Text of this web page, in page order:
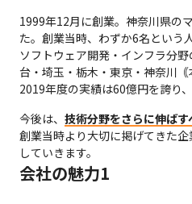
1999年12月に創業。神奈川県の
た。創業当時、わずか6名という
ソフトウェア開発・インフラ分
台・埼玉・栃木・東京・神奈川
2019年度の実績は60億円を誇り
今後は、 技術分野をさらに伸ば
創業当時より大切に掲げてきた
していきます。
会社の魅力1